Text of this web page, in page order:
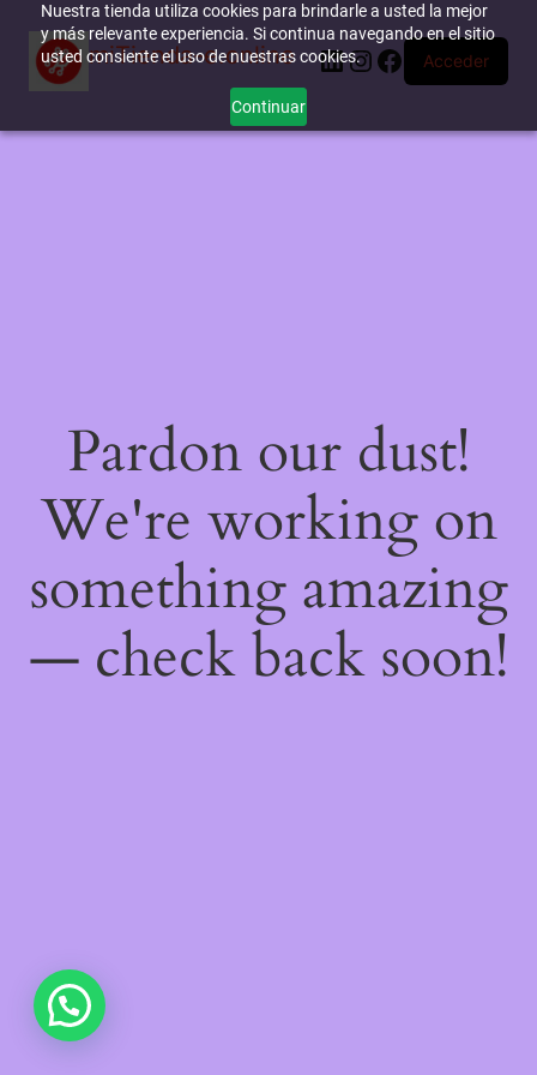
Nuestra tienda utiliza cookies para brindarle a usted la mejor
y más relevante experiencia. Si continua navegando en el sitio
usted consiente el uso de nuestras cookies.
Continuar
miTienda-e.online LinkedIn
Instagram
Facebook
Acceder
Pardon our dust!
We're working on
something amazing
— check back soon!